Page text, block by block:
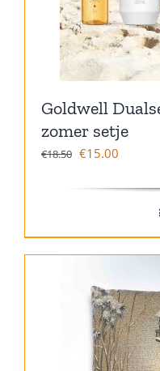
Goldwell
zomer setje
€18.50 €15.00